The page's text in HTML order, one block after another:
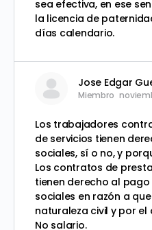
sea efectiva, en ese
la licencia de
días calendario.
Jose Edgar
Miembro
Los trabajadores
de servicios tienen
sociales, sí o no, y
Los contratos de
tienen derecho al
sociales en razón a
naturaleza civil y por
No salario.